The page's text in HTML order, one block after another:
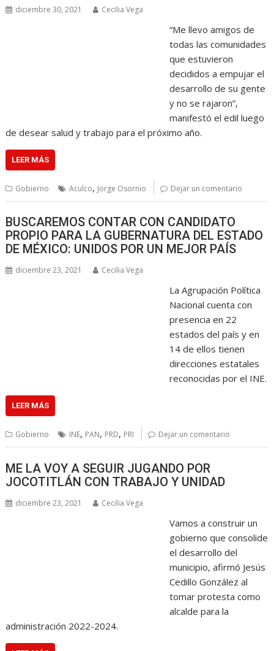
diciembre 30, 2021 Cecilia Vega
“Me llevo amigos de
todas las comunidades
que estuvieron
decididos a empujar el
desarrollo de su gente
y no se rajaron”,
manifestó el edil luego
de desear salud y trabajo para el próximo año.
LEER MÁS
Gobierno Aculco, Jorge Osornio Dejar un comentario
BUSCAREMOS CONTAR CON CANDIDATO
PROPIO PARA LA GUBERNATURA DEL ESTADO
DE MÉXICO: UNIDOS POR UN MEJOR PAÍS
diciembre 23, 2021 Cecilia Vega
La Agrupación Política
Nacional cuenta con
presencia en 22
estados del país y en
14 de ellos tienen
direcciones estatales
reconocidas por el INE.
LEER MÁS
Gobierno INE, PAN, PRD, PRI Dejar un comentario
ME LA VOY A SEGUIR JUGANDO POR
JOCOTITLÁN CON TRABAJO Y UNIDAD
diciembre 23, 2021 Cecilia Vega
Vamos a construir un
gobierno que consolide
el desarrollo del
municipio, afirmó Jesús
Cedillo González al
tomar protesta como
alcalde para la
administración 2022-2024.